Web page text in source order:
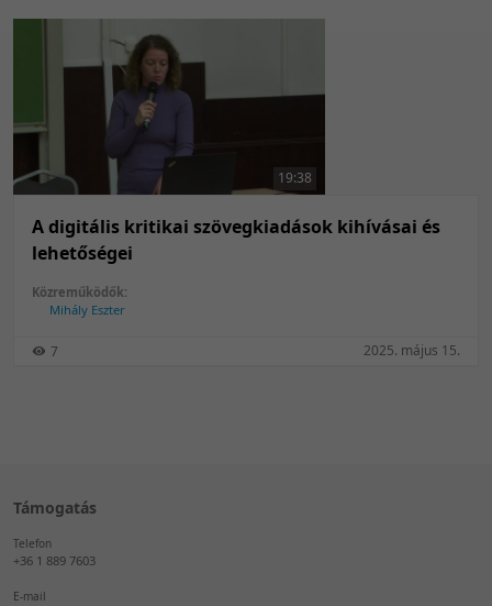
Relevancia szerint
Utolsó módosítás szerint
Utolsó módosítás szerint
5 tétel/oldal
10 tétel/oldal
20 tétel/oldal
50 tétel/oldal
100 tétel/oldal
19:38
A digitális kritikai szövegkiadások kihívásai és
lehetőségei
Közreműködők:
Mihály Eszter
7 2025. május 15.
Támogatás
Telefon
+36 1 889 7603
E-mail